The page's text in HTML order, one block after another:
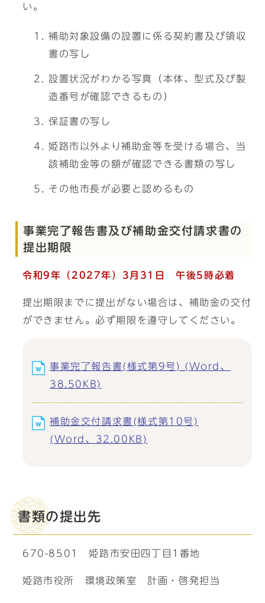
い。
補助対象設備の設置に係る契約書及び領収
書の写し
設置状況がわかる写真（本体、型式及び製
造番号が確認できるもの）
保証書の写し
姫路市以外より補助金等を受ける場合、当
該補助金等の額が確認できる書類の写し
その他市長が必要と認めるもの
事業完了報告書及び補助金交付請求書の
提出期限
令和9年（2027年）3月31日 午後5時必着
提出期限までに提出がない場合は、補助金の交付
ができません。必ず期限を遵守してください。
事業完了報告書(様式第9号) (Word、
38.50KB)
補助金交付請求書(様式第10号)
(Word、32.00KB)
書類の提出先
670-8501 姫路市安田四丁目1番地
姫路市役所 環境政策室 計画・啓発担当